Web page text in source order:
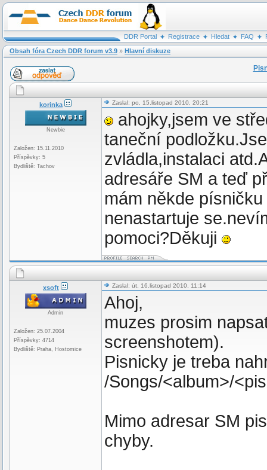
DDR Portal Registrace Hledat FAQ
Obsah fóra Czech DDR forum v3.9 » Hlavní diskuze
korinka
Newbie
Založen: 15.11.2010
Příspěvky: 5
Bydliště: Tachov
Zaslal: po, 15.listopad 2010, 20:21
ahojky,jsem ve
taneční
zvládla,instalaci
adresáře SM a teď
mám někde
nenastartuje
pomoci?Děkuji
xsoft
Admin
Založen: 25.07.2004
Příspěvky: 4714
Bydliště: Praha, Hostomice
Zaslal: út, 16.listopad 2010, 11:14
Ahoj,
muzes prosim
screenshotem).
Pisnicky je treba
/Songs/<album>/
Mimo adresar SM
chyby.